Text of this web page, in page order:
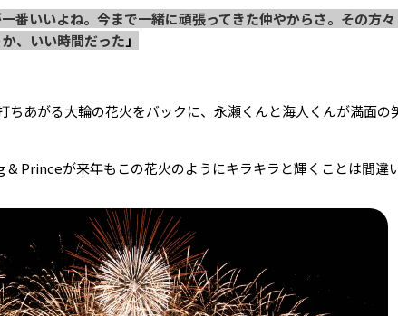
番いいよね。今まで一緒に頑張ってきた仲やからさ。その方
、いい時間だった 」
あがる大輪の花火をバックに、永瀬くんと海人くんが満面の
& Princeが来年もこの花火のようにキラキラと輝くことは間